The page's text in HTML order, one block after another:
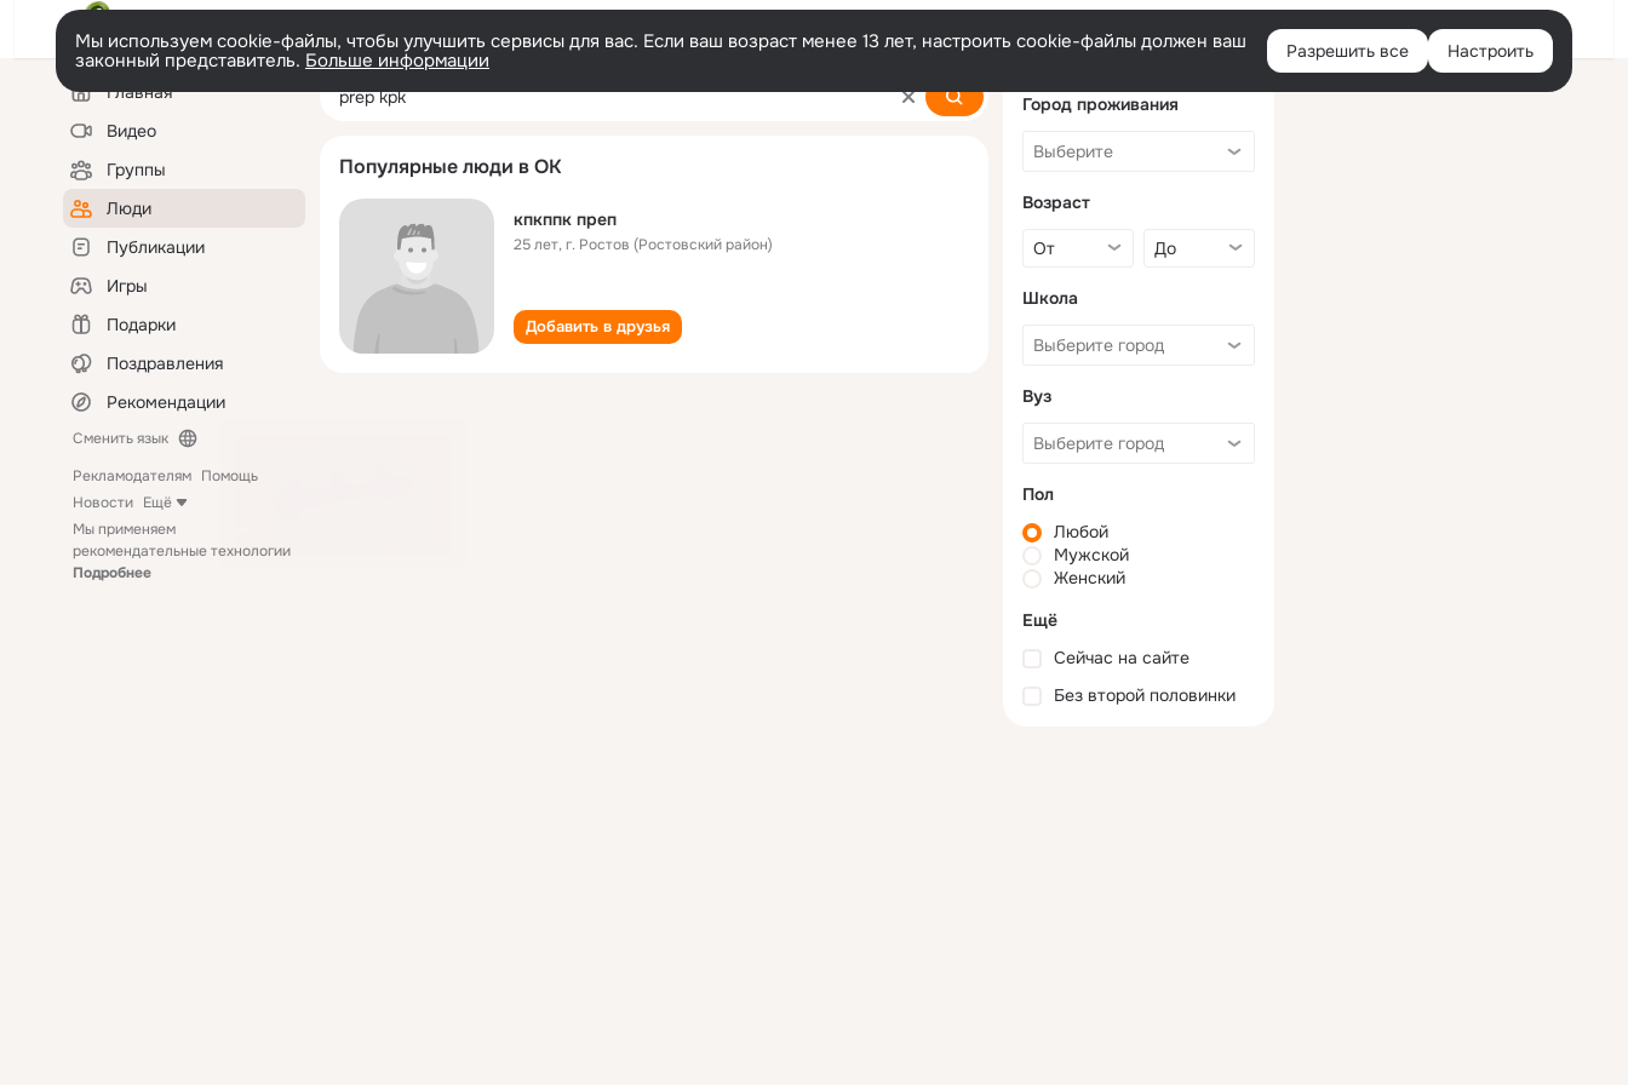
Войти
Мы используем cookie-файлы, чтобы улучшить сервисы для вас. Если ваш возраст менее 13 лет, настроить cookie-файлы должен ваш
законный представитель. Больше информации Разрешить все Настроить
Левая
колонкаГлавная
Видео
Группы
Люди
Публикации
Игры
Подарки
Поздравления
Рекомендации
Сменить язык
Рекламодателям Помощь
Новости Ещё
Мы применяем
рекомендательные технологии
Подробнее
prep kpk
Популярные люди в ОК
кпкппк преп
25 лет,г. Ростов (Ростовский район)
Добавить в друзья
Город проживания
Возраст
Школа
Вуз
Пол
Любой
Мужской
Женский
Ещё
Сейчас на сайте
Без второй половинки